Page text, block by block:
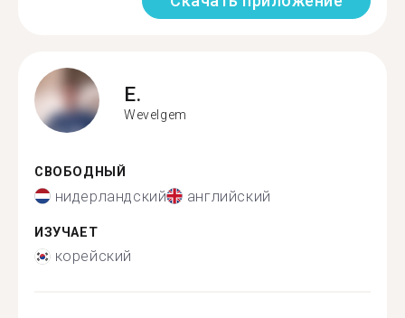
E.
Wevelgem
СВОБОДНЫЙ
нидерландский английский
ИЗУЧАЕТ
корейский